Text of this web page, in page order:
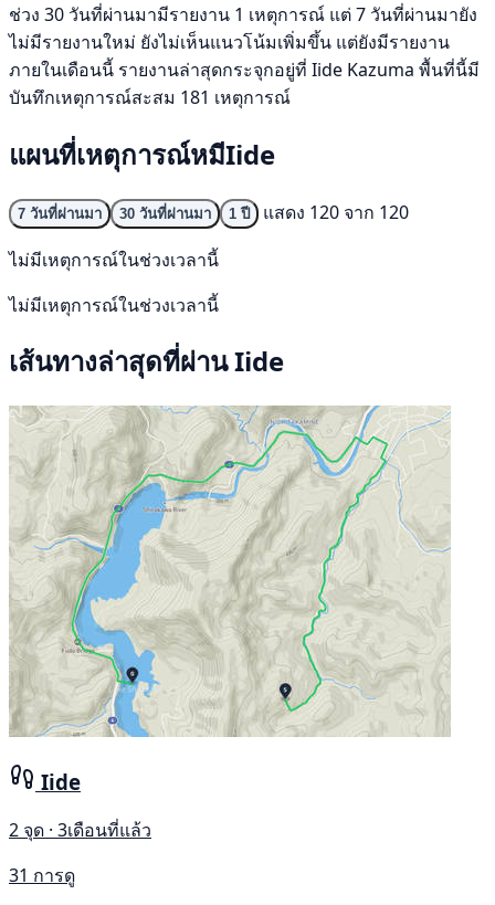
ช่วง 30 วันที่ผ่านมามีรายงาน 1 เหตุการณ์ แต่ 7 วันที่ผ่านมายัง
ไม่มีรายงานใหม่ ยังไม่เห็นแนวโน้มเพิ่มขึ้น แต่ยังมีรายงาน
ภายในเดือนนี้ รายงานล่าสุดกระจุกอยู่ที่ Iide Kazuma พื้นที่นี้มี
บันทึกเหตุการณ์สะสม 181 เหตุการณ์
แผนที่เหตุการณ์หมีIide
7 วันที่ผ่านมา 30 วันที่ผ่านมา 1 ปี
แสดง 120 จาก 120
ไม่มีเหตุการณ์ในช่วงเวลานี้
ไม่มีเหตุการณ์ในช่วงเวลานี้
เส้นทางล่าสุดที่ผ่าน Iide
Iide
2 จุด · 3เดือนที่แล้ว
31 การดู